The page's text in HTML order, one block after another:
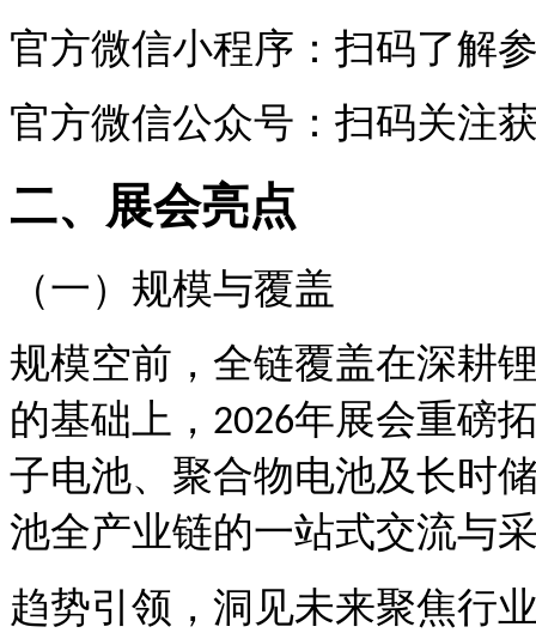
官方微信小程序：扫码了解
官方微信公众号：扫码关注
二、展会亮点
（一）规模与覆盖
规模空前，全链覆盖在深耕
的基础上， 2026年展会重磅
子电池、聚合物电池及长时
池全产业链的一站式交流与
趋势引领，洞见未来聚焦行